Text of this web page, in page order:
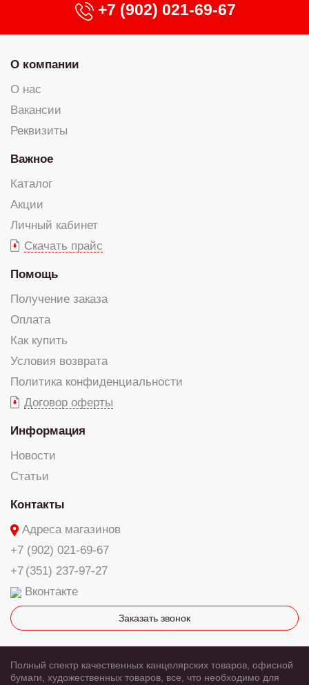
+7 (902) 021-69-67
О компании
О нас
Вакансии
Реквизиты
Важное
Каталог
Акции
Личный кабинет
Скачать прайс
Помощь
Получение заказа
Оплата
Как купить
Условия возврата
Политика конфиденциальности
Договор оферты
Информация
Новости
Статьи
Контакты
Адреса магазинов
+7 (902) 021-69-67
+7 (351) 237-97-27
Вконтакте
Заказать звонок
Полный спектр качественных канцелярских товаров, офисной
бумаги, художественных товаров, все, что необходимо для